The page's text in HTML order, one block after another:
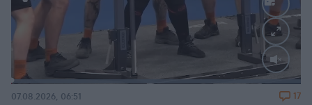
Loaded:
07.08.2026, 06:51 17